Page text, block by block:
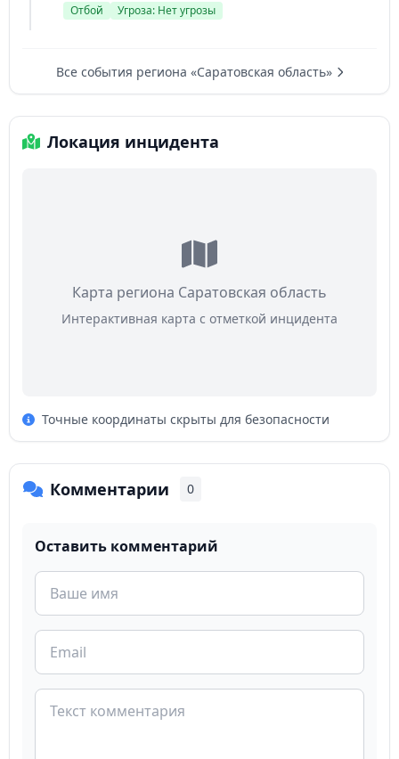
Отбой Угроза: Нет угрозы
Все события региона «Саратовская область»
Локация инцидента
Карта региона Саратовская область
Интерактивная карта с отметкой инцидента
Точные координаты скрыты для безопасности
Комментарии 0
Оставить комментарий